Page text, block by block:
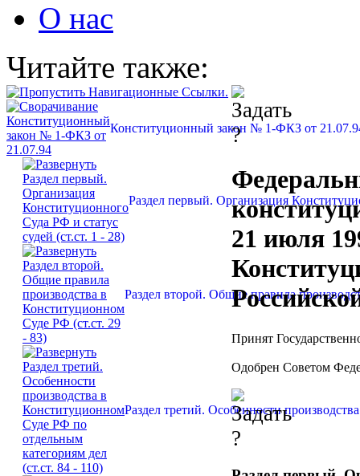
О нас
Читайте также:
Конституционный закон № 1-ФКЗ от
Раздел первый. Организация
Раздел второй. Общие правила
Раздел третий. Особенности
21 июля
Принят
Одобрен Советом